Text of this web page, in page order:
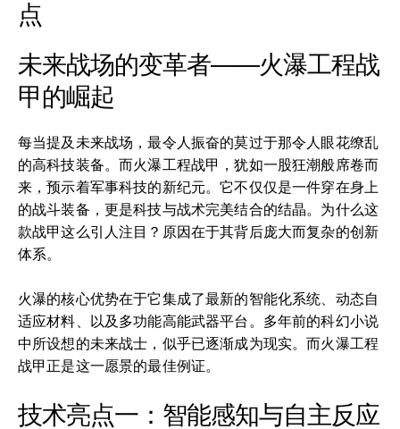
点
未来战场的变革者——火瀑工程战
甲的崛起
每当提及未来战场，最令人振奋的莫过于那令人眼花缭乱
的高科技装备。而火瀑工程战甲，犹如一股狂潮般席卷而
来，预示着军事科技的新纪元。它不仅仅是一件穿在身上
的战斗装备，更是科技与战术完美结合的结晶。为什么这
款战甲这么引人注目？原因在于其背后庞大而复杂的创新
体系。
火瀑的核心优势在于它集成了最新的智能化系统、动态自
适应材料、以及多功能高能武器平台。多年前的科幻小说
中所设想的未来战士，似乎已逐渐成为现实。而火瀑工程
战甲正是这一愿景的最佳例证。
技术亮点一：智能感知与自主反应